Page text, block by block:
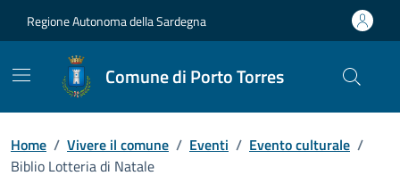
Regione Autonoma della Sardegna
Comune di Porto Torres
Home / Vivere il comune / Eventi / Evento culturale /
Biblio Lotteria di Natale